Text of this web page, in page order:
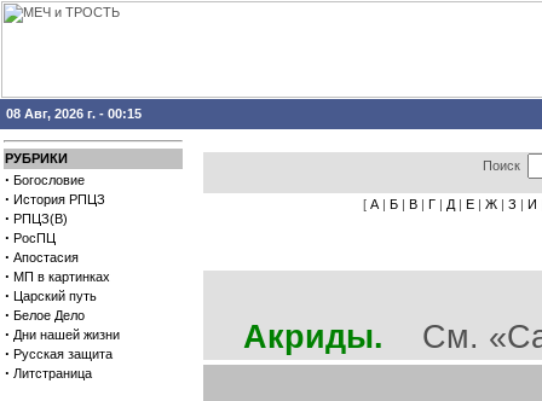
08 Авг, 2026 г. - 00:15
РУБРИКИ
· Богословие
· История РПЦЗ
· РПЦЗ(В)
· РосПЦ
· Апостасия
· МП в картинках
· Царский путь
· Белое Дело
· Дни нашей жизни
· Русская защита
· Литстраница
Поиск
[ А | Б | В | Г | Д | Е | Ж | З | И
Акриды. См.